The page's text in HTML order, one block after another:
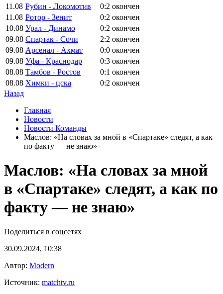
11.08 Рубин - Локомотив 0:2 окончен
11.08 Ротор - Зенит 0:2 окончен
10.08 Урал - Динамо 0:2 окончен
09.08 Спартак - Сочи 2:2 окончен
09.08 Арсенал - Ахмат 0:0 окончен
09.08 Уфа - Краснодар 0:3 окончен
08.08 Тамбов - Ростов 0:1 окончен
08.08 Химки - цска 0:2 окончен
Назад
Главная
Новости
Новости Команды
Маслов: «На словах за мной в «Спартаке» следят, а как
по факту — не знаю»
Маслов: «На словах за мной
в «Спартаке» следят, а как по
факту — не знаю»
Поделиться в соцсетях
30.09.2024, 10:38
Автор: Modern
Источник: matchtv.ru